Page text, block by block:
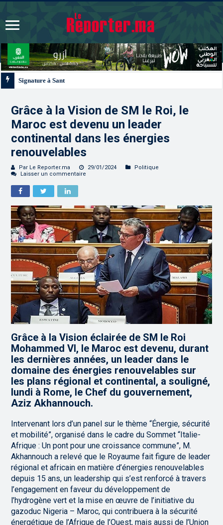
Grâce à la Vision de SM le Roi, le
Maroc est devenu un leader
continental dans les énergies
renouvelables
Par Le Reporter.ma 29/01/2024
Politique
Laisser un commentaire
Grâce à la Vision éclairée de SM le Roi
Mohammed VI, le Maroc est devenu, durant
les dernières années, un leader dans le
domaine des énergies renouvelables sur
les plans régional et continental, a souligné,
lundi à Rome, le Chef du gouvernement,
Aziz Akhannouch.
Intervenant lors d’un panel sur le thème “Énergie, sécurité
et mobilité”, organisé dans le cadre du Sommet “Italie-
Afrique : Un pont pour une croissance commune”, M.
Akhannouch a relevé que le Royaume fait figure de leader
régional et africain en matière d’énergies renouvelables
depuis 15 ans, un leadership qui s’est renforcé à travers
l’engagement en faveur du développement de
l’hydrogène vert et la mise en œuvre de l’initiative du
gazoduc Nigeria – Maroc, qui contribuera à la sécurité
énergétique de l’Afrique de l’Ouest, mais aussi de l’Union